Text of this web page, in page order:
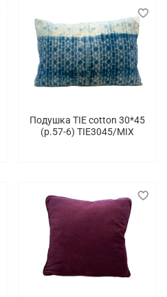
Подушка TIE cotton 30*45
(p.57-6) TIE3045/MIX